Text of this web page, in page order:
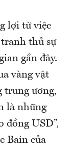
lợi từ việc
thủ sự
gần đây.
vàng vật
trung ương,
là những
đồng USD”,
Bain của